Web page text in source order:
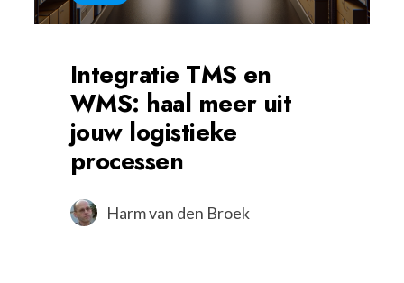
Integratie TMS en
WMS: haal meer uit
jouw logistieke
processen
Harm van den Broek